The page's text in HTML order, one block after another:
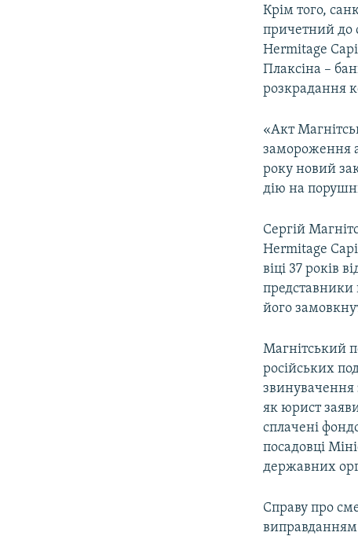
Крім того,
причетний до
Hermitage
Плаксіна –
розкрадання
«Акт
замороження
року новий
дію на
Сергій
Hermitage
віці 37 років
представники
його
Магнітський
російських
звинувачення
як юрист
сплачені
посадовці
державних
Справу про
виправданням